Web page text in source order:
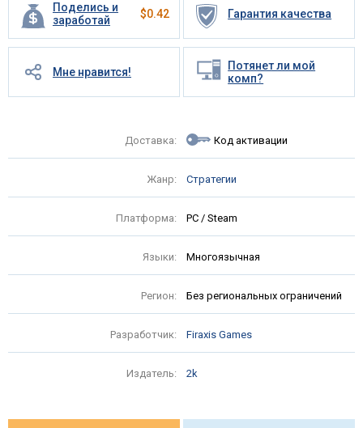
Поделись и
заработай
$0.42 Гарантия качества
Мне нравится!
Потянет ли мой
комп?
Доставка: Код активации
Жанр: Стратегии
Платформа: PC / Steam
Языки: Многоязычная
Регион: Без региональных ограничений
Разработчик: Firaxis Games
Издатель: 2k